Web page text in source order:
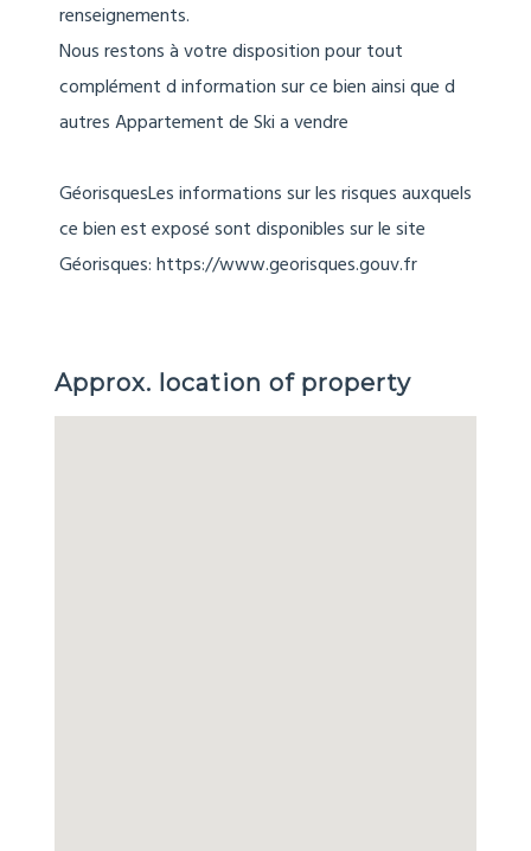
renseignements.
Nous restons à votre disposition pour tout
complément d information sur ce bien ainsi que d
autres Appartement de Ski a vendre
GéorisquesLes informations sur les risques auxquels
ce bien est exposé sont disponibles sur le site
Géorisques: https://www.georisques.gouv.fr
Approx. location of property